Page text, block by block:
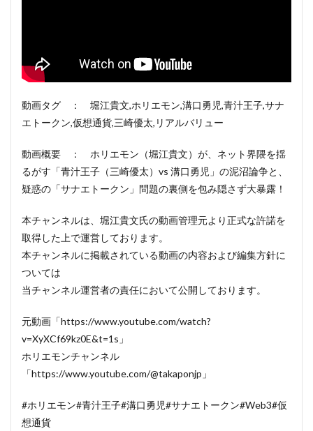
動画タグ ： 堀江貴文,ホリエモン,溝口勇児,青汁王子,サナ
エトークン,仮想通貨,三崎優太,リアルバリュー
動画概要 ： ホリエモン（堀江貴文）が、ネット界隈を揺
るがす「青汁王子（三崎優太）vs 溝口勇児」の泥沼論争と、
疑惑の「サナエトークン」問題の裏側を包み隠さず大暴露！
本チャンネルは、堀江貴文氏の動画管理元より正式な許諾を
取得した上で運営しております。
本チャンネルに掲載されている動画の内容および編集方針に
ついては
当チャンネル運営者の責任において公開しております。
元動画「https://www.youtube.com/watch?
v=XyXCf69kz0E&t=1s」
ホリエモンチャンネル
「https://www.youtube.com/@takaponjp」
#ホリエモン#青汁王子#溝口勇児#サナエトークン#Web3#仮
想通貨